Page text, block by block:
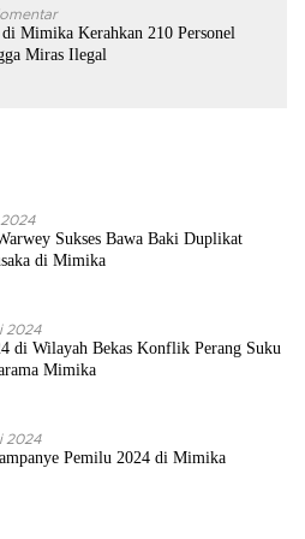
Mimika Kerahkan 210 Personel
Miras Ilegal
Sukses Bawa Baki Duplikat
di Mimika
2024
di Wilayah Bekas Konflik Perang Suku
Mimika
2024
Pemilu 2024 di Mimika